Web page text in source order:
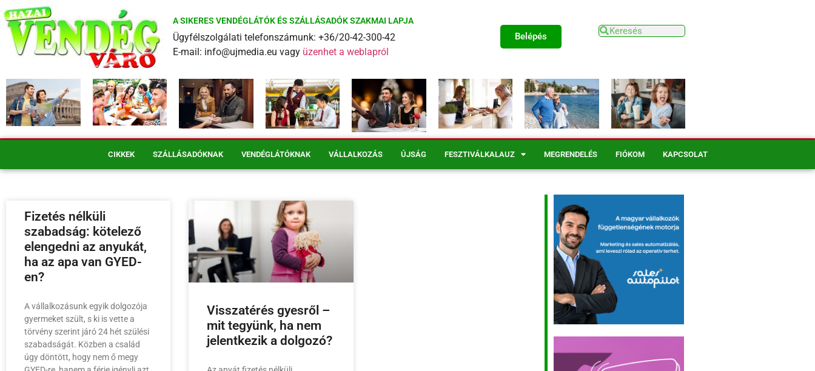
A SIKERES VENDÉGLÁTÓK ÉS SZÁLLÁSADÓK SZAKMAI LAPJA
Ügyfélszolgálati telefonszámunk: +36/20-42-300-42
E-mail: info@ujmedia.eu vagy üzenhet a weblapról
Belépés
CIKKEK SZÁLLÁSADÓKNAK VENDÉGLÁTÓKNAK VÁLLALKOZÁS ÚJSÁG FESZTIVÁLKALAUZ MEGRENDELÉS FIÓKOM KAPCSOLAT
Fizetés nélküli
szabadság: kötelező
elengedni az anyukát,
ha az apa van GYED-
en?
A vállalkozásunk egyik dolgozója
gyermeket szült, s ki is vette a
törvény szerint járó 24 hét szülési
szabadságát. Közben a család
úgy döntött, hogy nem ő megy
Visszatérés gyesről –
mit tegyünk, ha nem
jelentkezik a dolgozó?